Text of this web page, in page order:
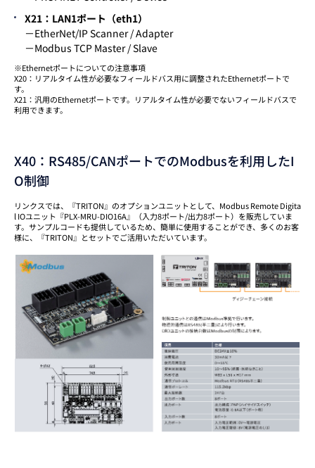
X21：LAN1ポート（eth1）
－EtherNet/IP Scanner / Adapter
－Modbus TCP Master / Slave
※Ethernetポートについての注意事項
X20：リアルタイム性が必要なフィールドバス用に調整されたEthernetポートで
す。
X21：汎用のEthernetポートです。リアルタイム性が必要でないフィールドバスで
利用できます。
X40：RS485/CANポートでのModbusを利用したI
O制御
リンクスでは、『TRITON』のオプションユニットとして、Modbus Remote Digita
l IOユニット『PLX-MRU-DIO16A』（入力8ポート/出力8ポート）を販売していま
す。サンプルコードも提供しているため、簡単に使用することができ、多くのお客
様に、『TRITON』とセットでご活用いただいています。